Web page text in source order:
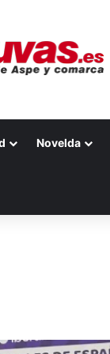
Novelda
skin